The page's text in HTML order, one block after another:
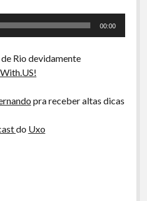
00:00
Rio devidamente
pra receber altas dicas
do Uxo